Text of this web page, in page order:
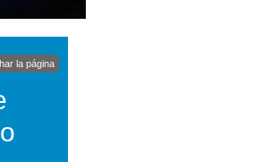
la página